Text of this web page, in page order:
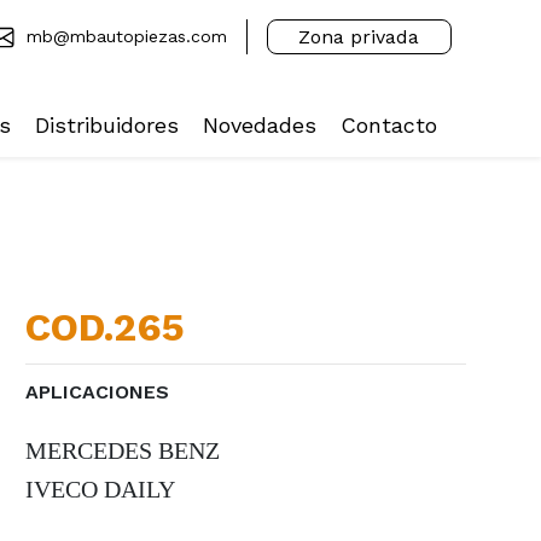
mb@mbautopiezas.com Zona privada
Distribuidores Novedades Contacto
COD.265
APLICACIONES
MERCEDES BENZ
IVECO DAILY